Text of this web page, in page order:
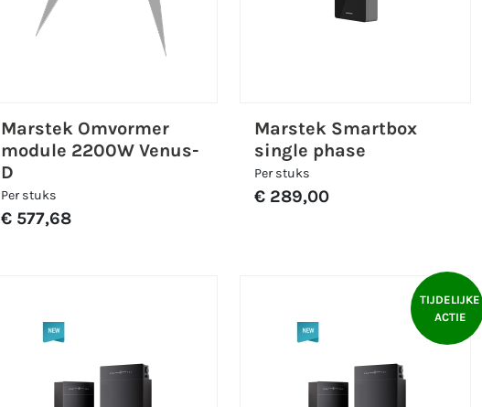
Marstek Omvormer
module 2200W Venus-
D
Per stuks
€ 577,68
Marstek Smartbox
single phase
Per stuks
€ 289,00
TIJDELIJKE
ACTIE